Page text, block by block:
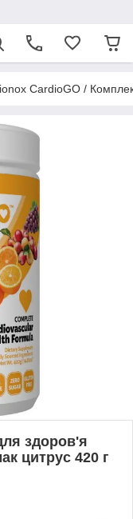
CardioGO /
здоров'я
цитрус 420 г